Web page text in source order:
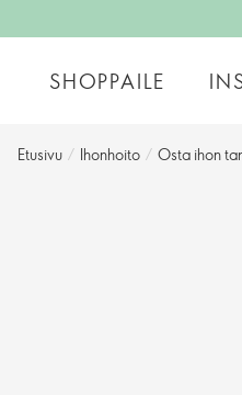
SHOPPAILE
Etusivu / Ihonhoito / Osta ihon